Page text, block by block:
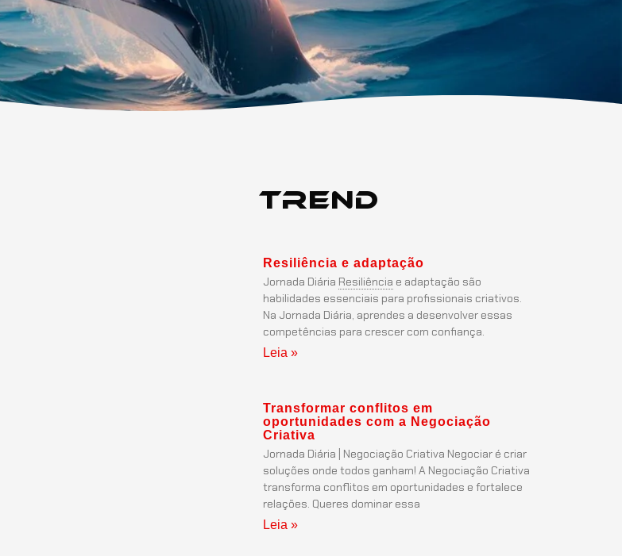
Trend
Resiliência e adaptação
Jornada Diária Resiliência e adaptação são
habilidades essenciais para profissionais criativos.
Na Jornada Diária, aprendes a desenvolver essas
competências para crescer com confiança.
Leia »
Transformar conflitos em
oportunidades com a Negociação
Criativa
Jornada Diária | Negociação Criativa Negociar é criar
soluções onde todos ganham! A Negociação Criativa
transforma conflitos em oportunidades e fortalece
relações. Queres dominar essa
Leia »